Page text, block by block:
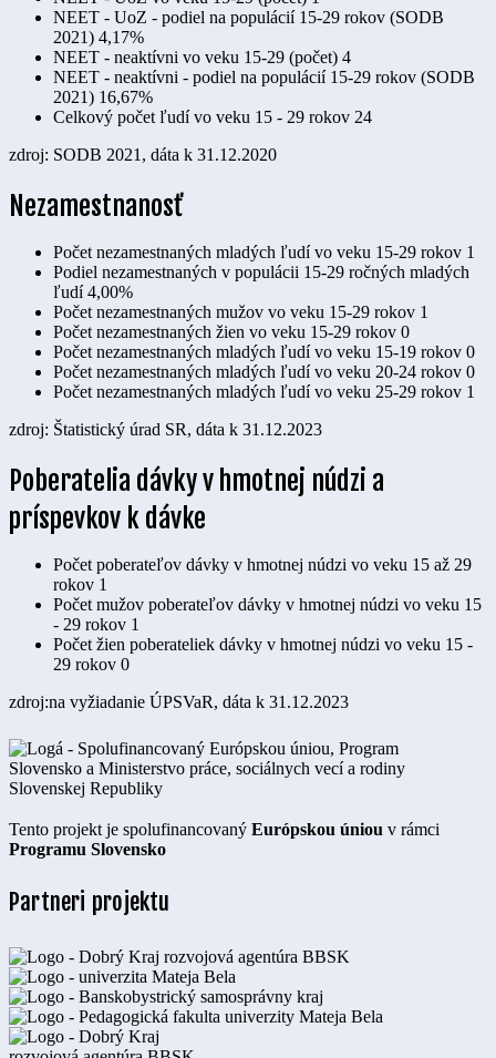
NEET - UoZ - podiel na populácií 15-29 rokov (SODB
2021) 4,17%
NEET - neaktívni vo veku 15-29 (počet) 4
NEET - neaktívni - podiel na populácií 15-29 rokov (SODB
2021) 16,67%
Celkový počet ľudí vo veku 15 - 29 rokov 24
zdroj: SODB 2021, dáta k 31.12.2020
Nezamestnanosť
Počet nezamestnaných mladých ľudí vo veku 15-29 rokov 1
Podiel nezamestnaných v populácii 15-29 ročných mladých
ľudí 4,00%
Počet nezamestnaných mužov vo veku 15-29 rokov 1
Počet nezamestnaných žien vo veku 15-29 rokov 0
Počet nezamestnaných mladých ľudí vo veku 15-19 rokov 0
Počet nezamestnaných mladých ľudí vo veku 20-24 rokov 0
Počet nezamestnaných mladých ľudí vo veku 25-29 rokov 1
zdroj: Štatistický úrad SR, dáta k 31.12.2023
Poberatelia dávky v hmotnej núdzi a
príspevkov k dávke
Počet poberateľov dávky v hmotnej núdzi vo veku 15 až 29
rokov 1
Počet mužov poberateľov dávky v hmotnej núdzi vo veku 15
- 29 rokov 1
Počet žien poberateliek dávky v hmotnej núdzi vo veku 15 -
29 rokov 0
zdroj:na vyžiadanie ÚPSVaR, dáta k 31.12.2023
Tento projekt je spolufinancovaný Európskou úniou v rámci
Programu Slovensko
Partneri projektu